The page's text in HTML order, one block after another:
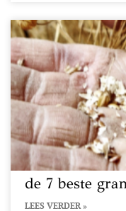
de 7 beste
LEES VERDER »